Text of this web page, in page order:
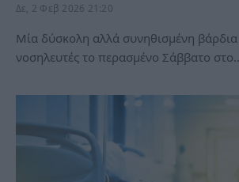
Δε, 2 Φεβ 2026 21:20
Μία δύσκολη αλλά συνηθισμένη βάρδια
νοσηλευτές το περασμένο Σάββατο